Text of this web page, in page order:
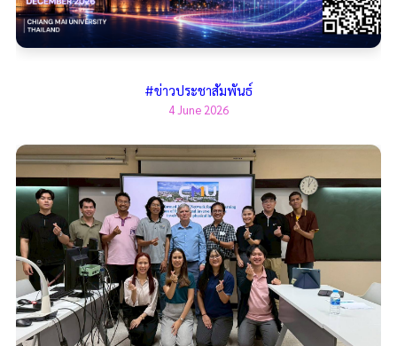
#ข่าวประชาสัมพันธ์
4 June 2026